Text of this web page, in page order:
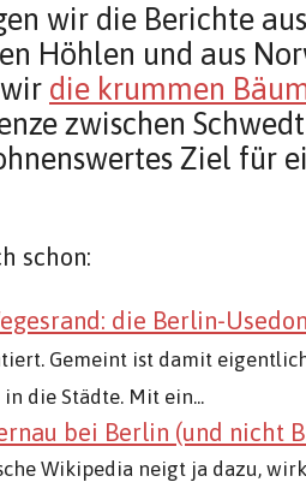
wir die Berichte
Höhlen und aus
die krummen
zwischen
Ziel für
schon:
die Berlin-
Gemeint ist damit
die Städte. Mit ein...
bei Berlin (und nicht
Wikipedia neigt ja dazu,